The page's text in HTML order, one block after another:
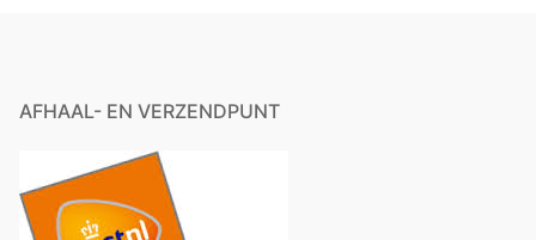
AFHAAL- EN VERZENDPUNT